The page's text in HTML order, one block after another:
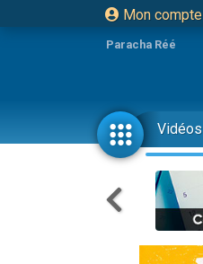
Mon compte
Paracha Réé
Vidéos